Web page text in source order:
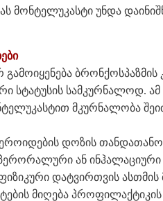
მონტელუკასტი უნდა
ბრონქოსპაზმის
სტატუსის სამკურნალოდ.
მკურნალობა
დოზის
ან
დატვირთვის ასთმის
მიღება